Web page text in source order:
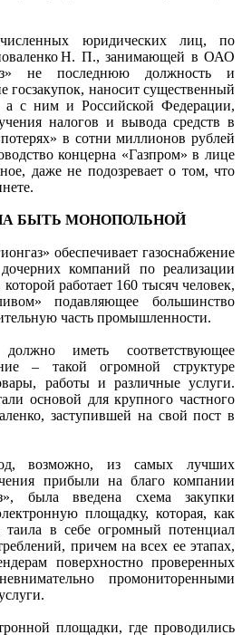
юридических лиц, по
Н. П., занимающей в ОАО
не последнюю должность и
госзакупок, наносит существенный
а с ним и Российской Федерации,
налогов и вывода средств в
в сотни миллионов рублей
концерна «Газпром» в лице
даже не подозревает о том, что
БЫТЬ МОНОПОЛЬНОЙ
обеспечивает газоснабжение
компаний по реализации
работает 160 тысяч человек,
подавляющее большинство
часть промышленности.
иметь соответствующее
– такой огромной структуре
работы и различные услуги.
основой для крупного частного
заступившей на свой пост в
возможно, из самых лучших
прибыли на благо компании
была введена схема закупки
площадку, которая, как
таила в себе огромный потенциал
причем на всех ее этапах,
поверхностно проверенных
промониторенными
площадки, где проводились